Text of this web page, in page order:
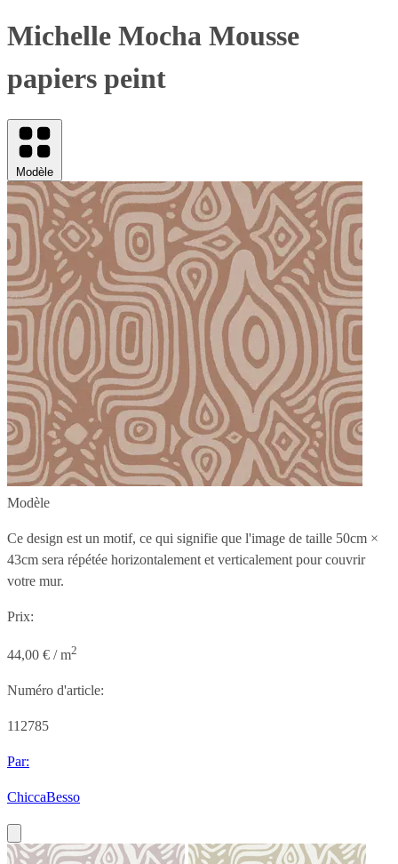
Michelle Mocha Mousse
papiers peint
Modèle
Modèle
Ce design est un motif, ce qui signifie que l'image de taille 50cm ×
43cm sera répétée horizontalement et verticalement pour couvrir
votre mur.
Prix:
44,00 € / m2
Numéro d'article:
112785
Par:
ChiccaBesso